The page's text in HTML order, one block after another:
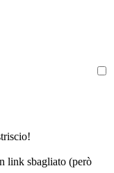
link sbagliato (però